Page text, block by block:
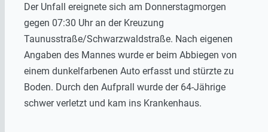
Der Unfall ereignete sich am Donnerstagmorgen
gegen 07:30 Uhr an der Kreuzung
Taunusstraße/Schwarzwaldstraße. Nach eigenen
Angaben des Mannes wurde er beim Abbiegen von
einem dunkelfarbenen Auto erfasst und stürzte zu
Boden. Durch den Aufprall wurde der 64-Jährige
schwer verletzt und kam ins Krankenhaus.